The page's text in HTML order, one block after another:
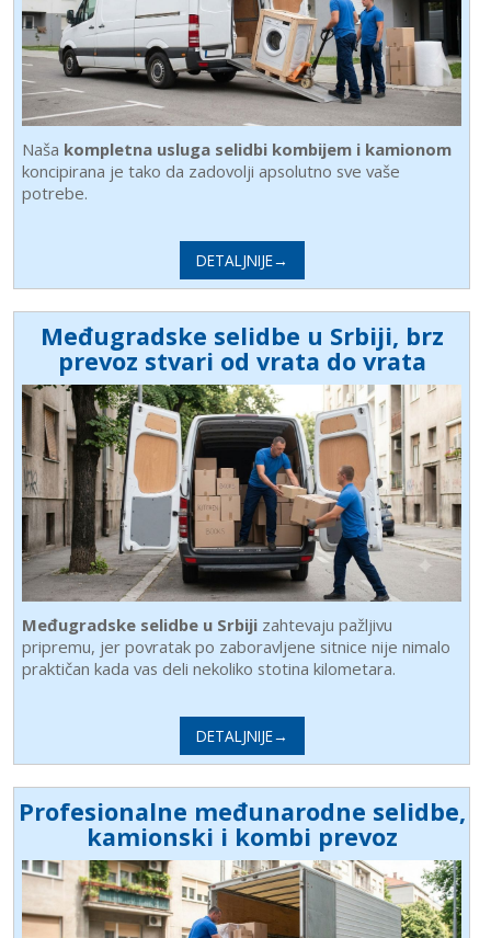
Naša kompletna usluga selidbi kombijem i kamionom
koncipirana je tako da zadovolji apsolutno sve vaše
potrebe.
DETALJNIJE→
Međugradske selidbe u Srbiji, brz
prevoz stvari od vrata do vrata
Međugradske selidbe u Srbiji zahtevaju pažljivu
pripremu, jer povratak po zaboravljene sitnice nije nimalo
praktičan kada vas deli nekoliko stotina kilometara.
DETALJNIJE→
Profesionalne međunarodne selidbe,
kamionski i kombi prevoz